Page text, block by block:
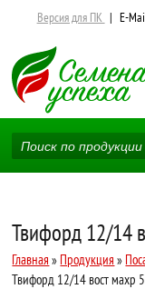
Версия для ПК | E-
Твифорд 12/14
Главная » Продукция »
Твифорд 12/14 вост махр